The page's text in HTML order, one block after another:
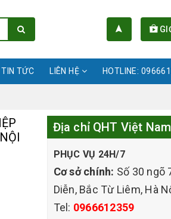
TIN TỨC LIÊN HỆ HOTLINE:
Địa chỉ QHT Việt Nam
PHỤC VỤ 24H/7
Cơ sở chính: Số 30 ngõ
Diễn, Bắc Từ Liêm, Hà
Tel: 0966612359